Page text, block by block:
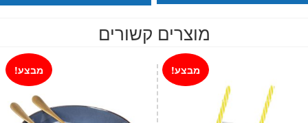
מוצרים קשורים
מבצע! מבצע!